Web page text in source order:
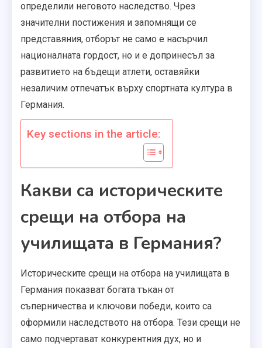
определили неговото наследство. Чрез
значителни постижения и запомнящи се
представяния, отборът не само е насърчил
националната гордост, но и е допринесъл за
развитието на бъдещи атлети, оставяйки
незаличим отпечатък върху спортната култура в
Германия.
Key sections in the article:
Какви са историческите
срещи на отбора на
училищата в Германия?
Историческите срещи на отбора на училищата в
Германия показват богата тъкан от
съперничества и ключови победи, които са
оформили наследството на отбора. Тези срещи не
само подчертават конкурентния дух, но и